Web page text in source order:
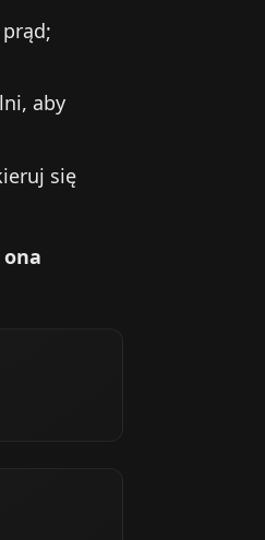
aby
się